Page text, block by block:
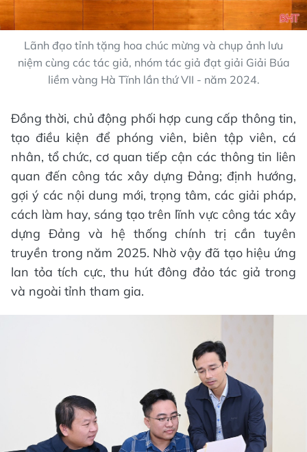
Lãnh đạo tỉnh tặng hoa chúc mừng và chụp ảnh lưu
niệm cùng các tác giả, nhóm tác giả đạt giải Giải Búa
liềm vàng Hà Tĩnh lần thứ VII - năm 2024.
Đồng thời, chủ động phối hợp cung cấp thông tin,
tạo điều kiện để phóng viên, biên tập viên, cá
nhân, tổ chức, cơ quan tiếp cận các thông tin liên
quan đến công tác xây dựng Đảng; định hướng,
gợi ý các nội dung mới, trọng tâm, các giải pháp,
cách làm hay, sáng tạo trên lĩnh vực công tác xây
dựng Đảng và hệ thống chính trị cần tuyên
truyền trong năm 2025. Nhờ vậy đã tạo hiệu ứng
lan tỏa tích cực, thu hút đông đảo tác giả trong
và ngoài tỉnh tham gia.